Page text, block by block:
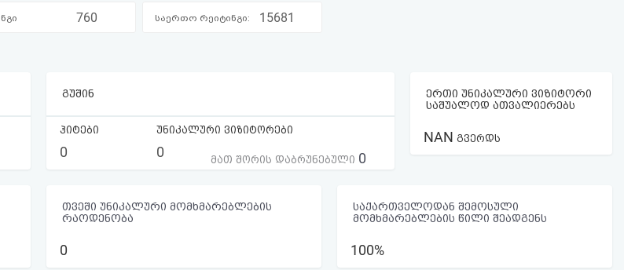
760 საერთო რეიტინგი: 15681
გუშინ
ჰიტები
0
უნიკალური ვიზიტორები
0 მათ შორის დაბრუნებული 0
ერთი უნიკალური ვიზიტორი
საშუალოდ ათვალიერებს
NAN გვერდს
თვეში უნიკალური მომხმარებლების
რაოდენობა
0
საქართველოდან შემოსული
მომხმარებლების წილი შეადგენს
100%